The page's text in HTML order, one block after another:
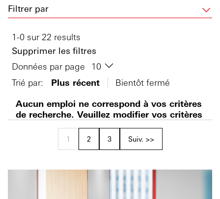
Filtrer par
1-0 sur 22 results
Supprimer les filtres
Données par page
Trié par:
Plus récent
Bientôt fermé
Aucun emploi ne correspond à vos critères
de recherche. Veuillez modifier vos critères
1 2 3 Suiv. >>